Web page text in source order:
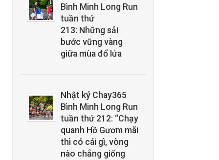
Bình Minh Long Run
tuần thứ
213: Những sải
bước vững vàng
giữa mùa đổ lửa
Nhật ký Chay365
Bình Minh Long Run
tuần thứ 212: “Chạy
quanh Hồ Gươm mãi
thì có cái gì, vòng
nào chẳng giống